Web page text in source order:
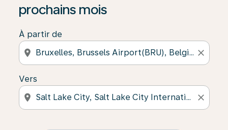
prochains mois
À partir de
location_on close
Vers
location_on close